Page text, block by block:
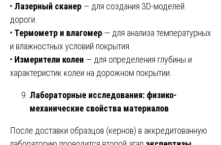
• Лазерный сканер — для создания 3D-моделей
дороги.
• Термометр и влагомер — для анализа температурных
и влажностных условий покрытия.
• Измерители колеи — для определения глубины и
характеристик колеи на дорожном покрытии.
Лабораторные исследования: физико-
механические свойства материалов
После доставки образцов (кернов) в аккредитованную